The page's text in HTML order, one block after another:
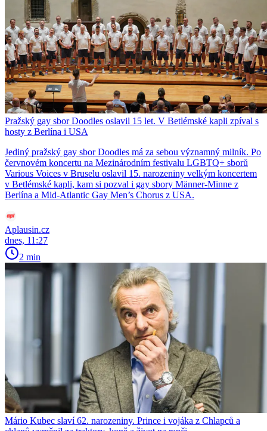
Pražský gay sbor Doodles oslavil 15 let. V Betlémské kapli zpíval s
hosty z Berlína i USA
Jediný pražský gay sbor Doodles má za sebou významný milník. Po
červnovém koncertu na Mezinárodním festivalu LGBTQ+ sborů
Various Voices v Bruselu oslavil 15. narozeniny velkým koncertem
v Betlémské kapli, kam si pozval i gay sbory Männer-Minne z
Berlína a Mid-Atlantic Gay Men’s Chorus z USA.
Aplausin.cz
dnes, 11:27
2 min
Mário Kubec slaví 62. narozeniny. Prince i vojáka z Chlapců a